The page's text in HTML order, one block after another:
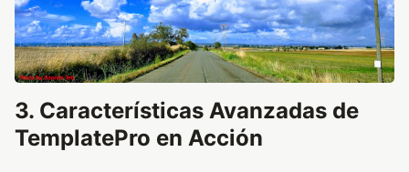
3. Características Avanzadas de
TemplatePro en Acción